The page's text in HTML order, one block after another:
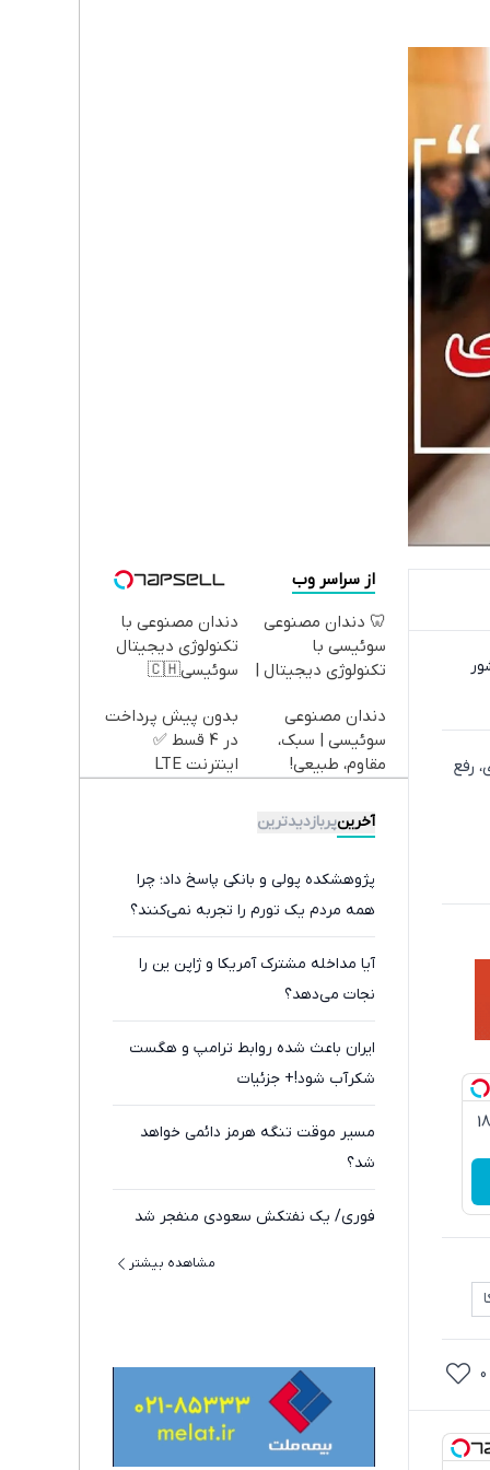
رفع
خانگی 180
0
از سراسر وب
🦷 دندان مصنوعی
سوئیسی با
تکنولوژی دیجیتال |
📍 تهران
دندان مصنوعی با
تکنولوژی دیجیتال
سوئیسی🇨🇭
دندان مصنوعی
سوئیسی | سبک،
مقاوم، طبیعی!
رایگان+پرداخت
اقساطی😍
بدون پیش پرداخت
در 4 قسط ✅
اینترنت LTE
آخرینپربازدیدترین
پژوهشکده پولی و بانکی پاسخ داد؛ چرا
همه مردم یک تورم را تجربه نمی‌کنند؟
آیا مداخله مشترک آمریکا و ژاپن ین را
نجات می‌دهد؟
ایران باعث شده روابط ترامپ و هگست
شکرآب شود!+ جزئیات
مسیر موقت تنگه هرمز دائمی خواهد
شد؟
فوری/ یک نفتکش سعودی منفجر شد
مشاهده بیشتر